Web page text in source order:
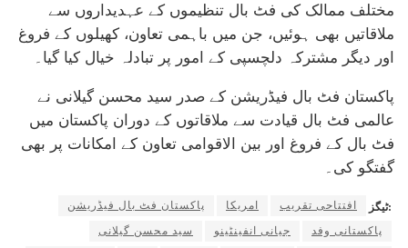
مختلف ممالک کی فٹ بال تنظیموں کے عہدیداروں سے
ملاقاتیں بھی ہوئیں، جن میں باہمی تعاون، کھیلوں کے فروغ
اور دیگر مشترکہ دلچسپی کے امور پر تبادلہ خیال کیا گیا۔
پاکستان فٹ بال فیڈریشن کے صدر سید محسن گیلانی نے
عالمی فٹ بال قیادت سے ملاقاتوں کے دوران پاکستان میں
فٹ بال کے فروغ اور بین الاقوامی تعاون کے امکانات پر بھی
گفتگو کی۔
ٹیگز: افتتاحی تقریب امریکا
پاکستان فٹ بال فیڈریشن
پاکستانی وفد
جیانی انفینٹینو
سید محسن گیلانی